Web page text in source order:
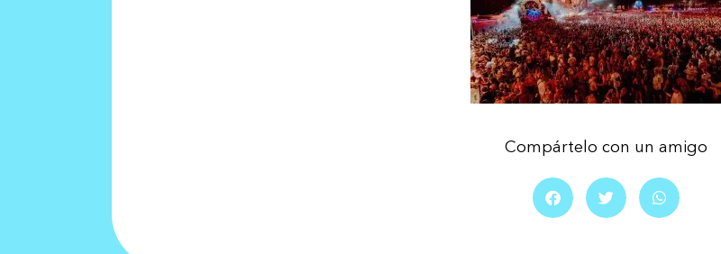
Compártelo con un amigo